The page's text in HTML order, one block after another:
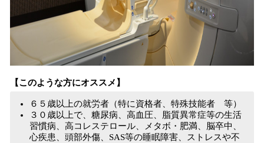
【このような方にオススメ】
６５歳以上の就労者（特に資格者、特殊技能者 等）
３０歳以上で、糖尿病、高血圧、脂質異常症等の生活
習慣病、高コレステロール、メタボ・肥満、脳卒中、
心疾患、頭部外傷、SAS等の睡眠障害、ストレスや不